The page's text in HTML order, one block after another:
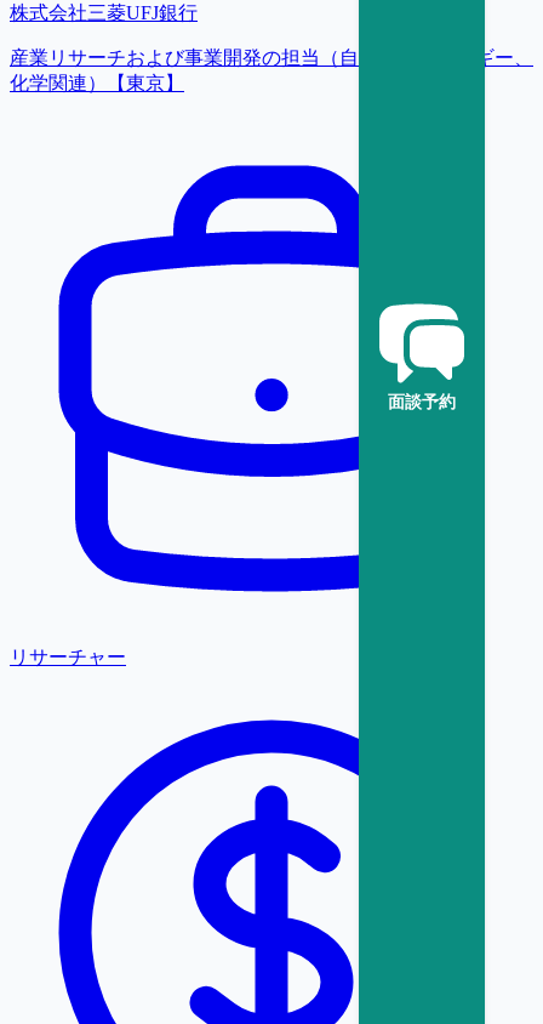
面談予約
株式会社三菱UFJ銀行
産業リサーチおよび事業開発の担当（自動車、エネルギー、
化学関連）【東京】
リサーチャー